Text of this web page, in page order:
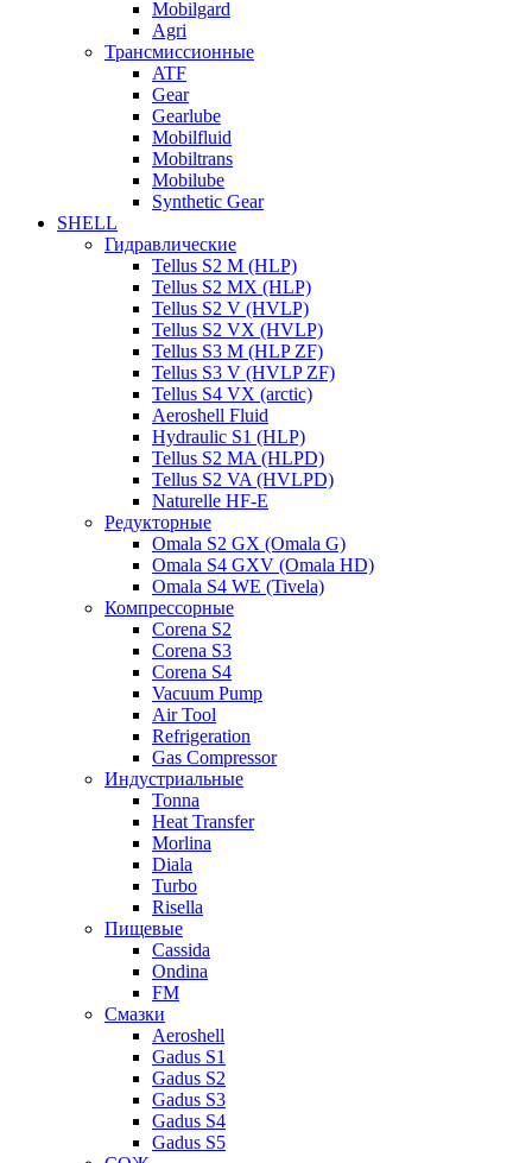
Mobilgard
Agri
Трансмиссионные
ATF
Gear
Gearlube
Mobilfluid
Mobiltrans
Mobilube
Synthetic Gear
SHELL
Гидравлические
Tellus S2 M (HLP)
Tellus S2 MХ (HLP)
Tellus S2 V (HVLP)
Tellus S2 VX (HVLP)
Tellus S3 M (HLP ZF)
Tellus S3 V (HVLP ZF)
Tellus S4 VX (arctic)
Aeroshell Fluid
Hydraulic S1 (HLP)
Tellus S2 MA (HLPD)
Tellus S2 VA (HVLPD)
Naturelle HF-E
Редукторные
Omala S2 GX (Omala G)
Omala S4 GXV (Omala HD)
Omala S4 WE (Tivela)
Компрессорные
Corena S2
Corena S3
Corena S4
Vacuum Pump
Air Tool
Refrigeration
Gas Compressor
Индустриальные
Tonna
Heat Transfer
Morlina
Diala
Turbo
Risella
Пищевые
Cassida
Ondina
FM
Смазки
Aeroshell
Gadus S1
Gadus S2
Gadus S3
Gadus S4
Gadus S5